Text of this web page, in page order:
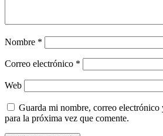
Nombre *
Correo electrónico *
Web
Guarda mi nombre, correo electrónico
para la próxima vez que comente.